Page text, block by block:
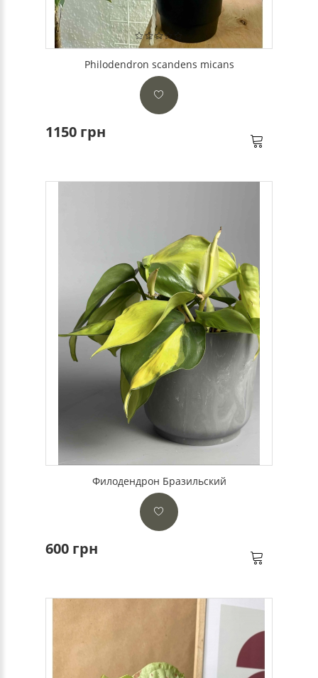
Philodendron scandens micans
1150 грн
Филодендрон Бразильский
600 грн